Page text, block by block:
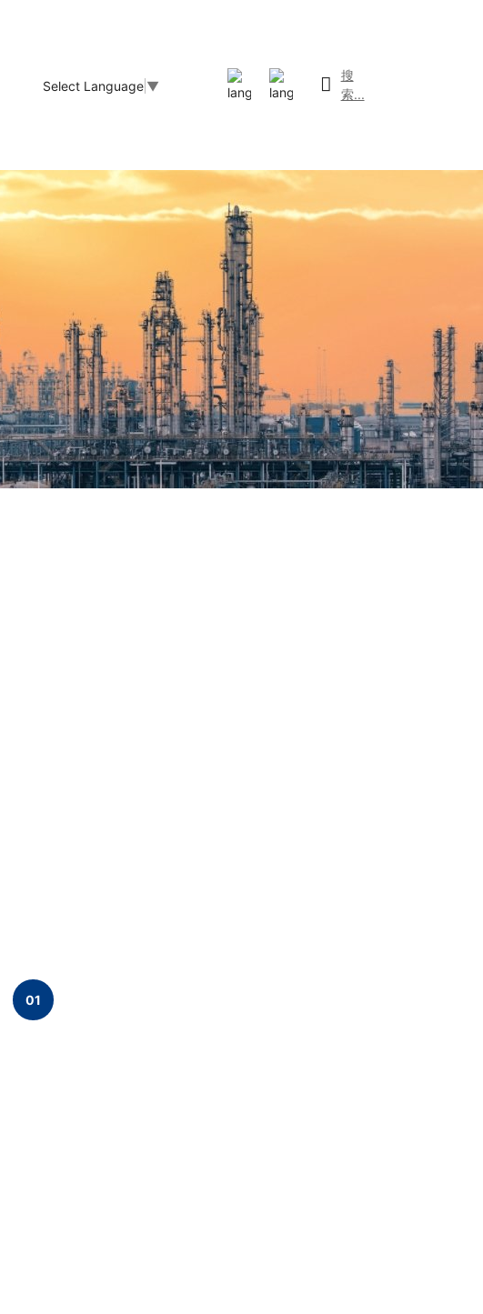
Select Language ▼
搜
索...
01